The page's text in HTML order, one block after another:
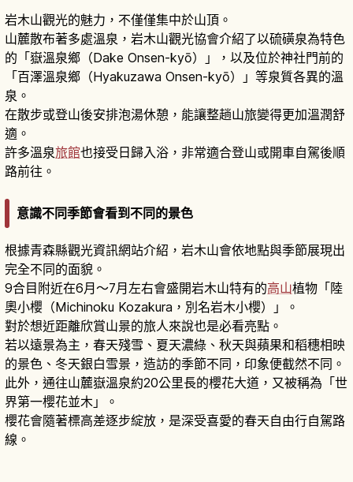
岩木山觀光的魅力，不僅僅集中於山頂。
山麓散布著多處溫泉，岩木山觀光協會介紹了以硫磺泉為特色
的「嶽溫泉鄉（Dake Onsen-kyō）」，以及位於神社門前的
「百澤溫泉鄉（Hyakuzawa Onsen-kyō）」等泉質各異的溫
泉。
在散步或登山後安排泡湯休憩，能讓整趟山旅變得更加溫潤舒
適。
許多溫泉旅館也接受日歸入浴，非常適合登山或開車自駕後順
路前往。
意識不同季節會看到不同的景色
根據青森縣觀光資訊網站介紹，岩木山會依地點與季節展現出
完全不同的面貌。
9合目附近在6月～7月左右會盛開岩木山特有的高山植物「陸
奧小櫻（Michinoku Kozakura，別名岩木小櫻）」。
對於想近距離欣賞山景的旅人來說也是必看亮點。
若以遠景為主，春天殘雪、夏天濃綠、秋天與蘋果和稻穗相映
的景色、冬天銀白雪景，造訪的季節不同，印象便截然不同。
此外，通往山麓嶽溫泉約20公里長的櫻花大道，又被稱為「世
界第一櫻花並木」。
櫻花會隨著標高差逐步綻放，是深受喜愛的春天自由行自駕路
線。